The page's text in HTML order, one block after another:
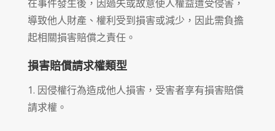
在事件發生後，因過失或故意使人權益遭受侵害，
導致他人財產、權利受到損害或減少，因此需負擔
起相關損害賠償之責任。
損害賠償請求權類型
因侵權行為造成他人損害，受害者享有損害賠償
請求權。